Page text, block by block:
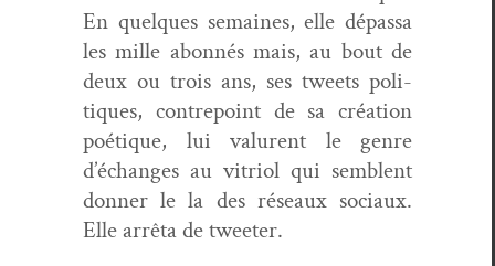
En quelques semaines, elle dépas­sa
les mille abon­nés mais, au bout de
deux ou trois ans, ses tweets poli­
tiques, con­tre­point de sa créa­tion
poé­tique, lui val­urent le genre
d’échanges au vit­ri­ol qui sem­blent
don­ner le la des réseaux soci­aux.
Elle arrê­ta de tweeter.